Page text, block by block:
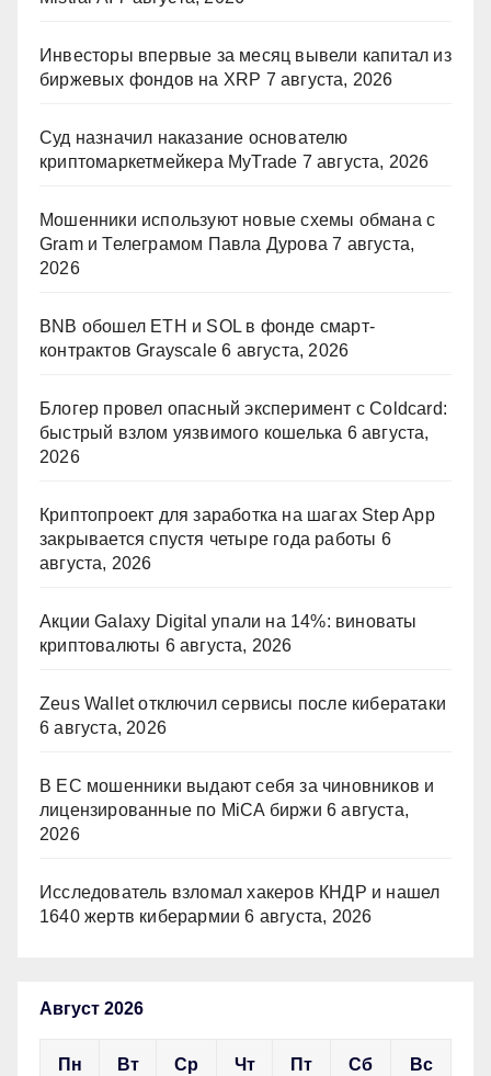
Инвесторы впервые за месяц вывели капитал из
биржевых фондов на XRP 7 августа, 2026
Суд назначил наказание основателю
криптомаркетмейкера MyTrade 7 августа, 2026
Мошенники используют новые схемы обмана с
Gram и Телеграмом Павла Дурова 7 августа,
2026
BNB обошел ETH и SOL в фонде смарт-
контрактов Grayscale 6 августа, 2026
Блогер провел опасный эксперимент с Coldcard:
быстрый взлом уязвимого кошелька 6 августа,
2026
Криптопроект для заработка на шагах Step App
закрывается спустя четыре года работы 6
августа, 2026
Акции Galaxy Digital упали на 14%: виноваты
криптовалюты 6 августа, 2026
Zeus Wallet отключил сервисы после кибератаки
6 августа, 2026
В ЕС мошенники выдают себя за чиновников и
лицензированные по MiCA биржи 6 августа,
2026
Исследователь взломал хакеров КНДР и нашел
1640 жертв киберармии 6 августа, 2026
Август 2026
Пн Вт Ср Чт Пт Сб Вс